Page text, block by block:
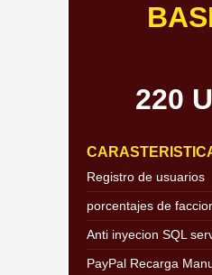
220
Registro de usuarios
porcentajes de
Anti inyecion SQL
PayPal Recarga